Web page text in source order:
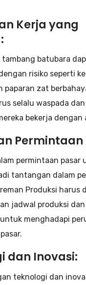
Kerja yang
batubara
risiko seperti
paparan zat
selalu waspada
bekerja dengan
Permintaan
permintaan pasar
tantangan dalam
Produksi harus
jadwal produksi
menghadapi
dan Inovasi:
teknologi dan